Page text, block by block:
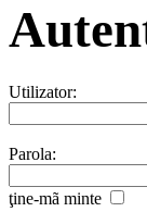
Utilizator:
Parola:
ţine-mã minte